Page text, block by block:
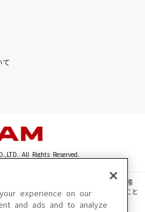
All Rights Reserved.
画像・写真・動画・音声等を、手段や形態
無断で複製、転載、ファイル化などすること
experience on our
and ads and to analyze